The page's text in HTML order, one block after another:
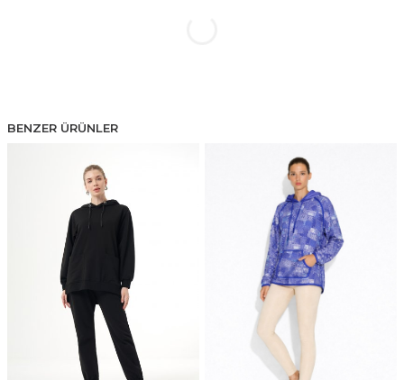
BENZER ÜRÜNLER